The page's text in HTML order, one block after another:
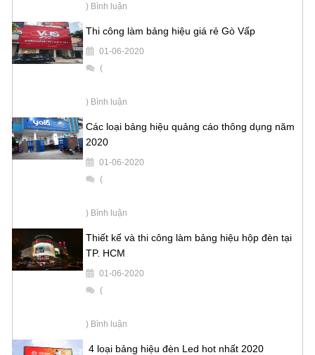
) Bình luận
Thi công làm bảng hiệu giá rẻ Gò Vấp
01-06-2020
(
) Bình luận
Các loại bảng hiệu quảng cáo thông dụng năm
2020
01-06-2020
(
) Bình luận
Thiết kế và thi công làm bảng hiệu hộp đèn tại
TP. HCM
01-06-2020
(
) Bình luận
4 loại bảng hiệu đèn Led hot nhất 2020